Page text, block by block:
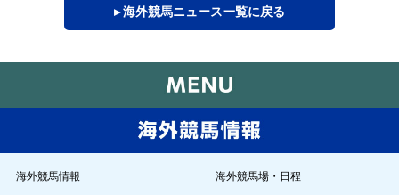
▸ 海外競馬ニュース一覧に戻る
海外競馬情報 海外競馬場・日程